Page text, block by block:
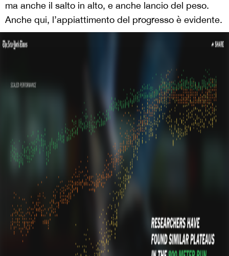
ma anche il salto in alto, e anche lancio del peso.
Anche qui, l’appiattimento del progresso è evidente.